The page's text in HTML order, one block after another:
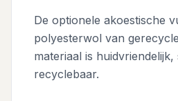
De optionele akoestische
polyesterwol van
materiaal is
recyclebaar.